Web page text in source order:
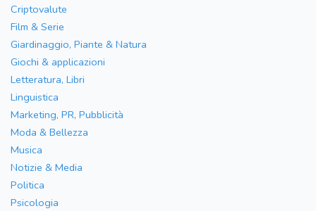
Criptovalute
Film & Serie
Giardinaggio, Piante & Natura
Giochi & applicazioni
Letteratura, Libri
Linguistica
Marketing, PR, Pubblicità
Moda & Bellezza
Musica
Notizie & Media
Politica
Psicologia